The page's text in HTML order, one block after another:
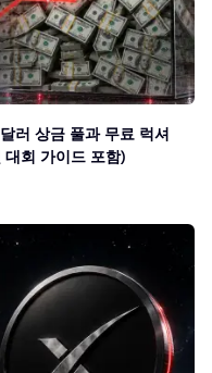
러 상금 풀과 무료 럭셔
회 가이드 포함)